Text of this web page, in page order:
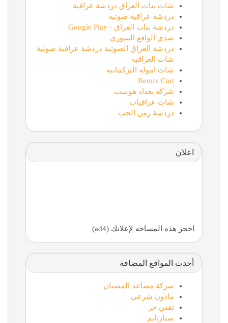
شات بنات العراق دردشة عراقية
دردشة عراقية صوتية
دردشة بنات العراق - Google Play
صدى الواقع السوري
دردشة العراق الصوتية دردشة عراقية صوتية
شات العراقية
شات اموله التركمانيه
Remix Cart
شركة بغداد هوست
شات عراقيات
دردشة زمن الحب
اعلان
احجز هذه المساحه لإعلانك (ad4)
أحدث المواقع المضافة
شركة مصاعد المضيان
ماذون شرعي
تقني حر
ستارتايم